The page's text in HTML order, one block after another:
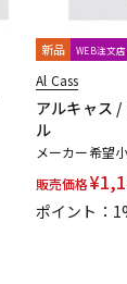
新品 WEB注文
Al Cass
アルキャス /
ル
メーカー希望
販売価格¥
ポイント：